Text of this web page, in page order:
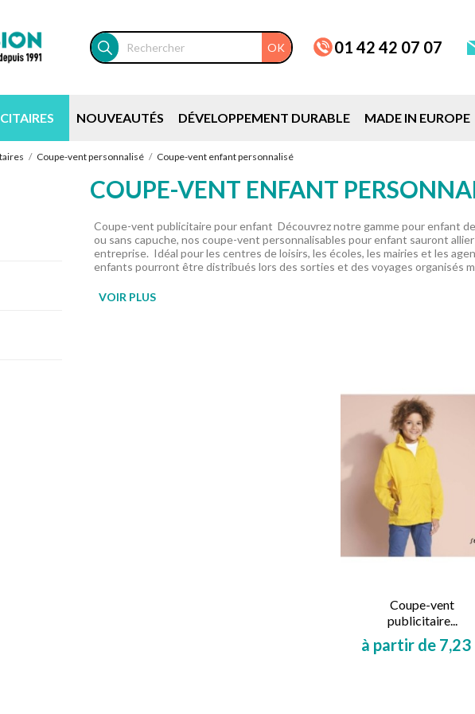
OK 01 42 42 07 07
NOUVEAUTÉS DÉVELOPPEMENT DURABLE MADE IN EUROPE
Coupe-vent personnalisé Coupe-vent enfant personnalisé
COUPE-VENT ENFANT
Coupe-vent publicitaire pour enfant Découvrez notre gamme pour enfant
ou sans capuche, nos coupe-vent personnalisables pour enfant sauront
entreprise. Idéal pour les centres de loisirs, les écoles, les mairies et les
enfants pourront être distribués lors des sorties et des voyages organisés
VOIR PLUS
Coupe-vent
publicitaire...
à partir de 7,23